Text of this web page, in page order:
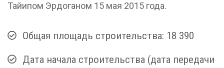
Тайипом Эрдоганом 15 мая 2015 года.
Общая площадь строительства: 18 390
Дата начала строительства (дата передачи